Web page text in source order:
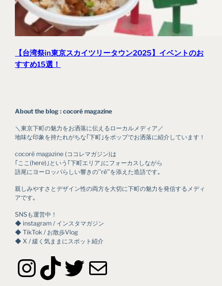
【台湾祭in東京スカイツリータウン2025】イベントのお
すすめ15選！
About the blog : cocoré magazine
＼東京下町の魅力をお洒落に伝えるローカルメディア／
地味な印象を持たれがちな｢下町｣をポップでお洒落に紹介しています！
cocoré magazine (ココレマガジン)は
｢ここ(here)｣という｢下町エリア｣にフォーカスしながら
語尾にヨーロッパらしい響きの’’ré’’を添えた造語です｡
親しみやすさとデザイン性の両方を大切に下町の魅力を発信するメディ
アです｡
SNSも運営中！
◆ instagram / インスタマガジン
◆ TikTok / お散歩Vlog
◆ X / 緩く気ままにスポット紹介
InstagramTikTok Twitter メール